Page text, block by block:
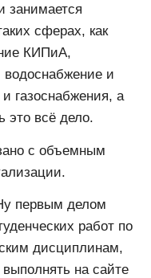
занимается
сферах, как
КИПиА,
водоснабжение и
газоснабжения, а
это всё дело.
с объемным
первым делом
работ по
дисциплинам,
на сайте